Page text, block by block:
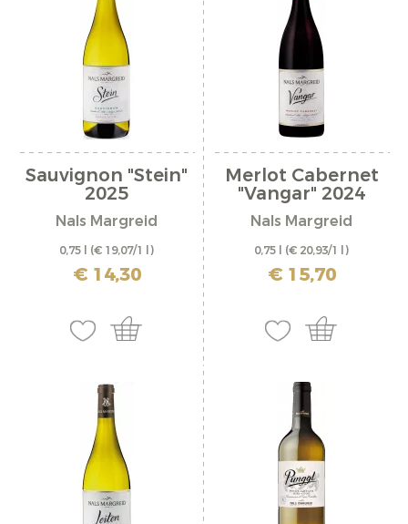
Sauvignon "Stein"
2025
Nals Margreid
0,75 l (€ 19,07/1 l)
inkl. MwSt. zzgl. Versandkosten
€ 14,30
Merlot Cabernet
"Vangar" 2024
Nals Margreid
0,75 l (€ 20,93/1 l)
inkl. MwSt. zzgl. Versandkosten
€ 15,70